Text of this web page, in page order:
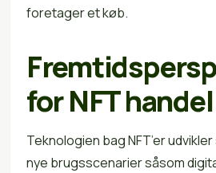
foretager et køb.
for NFT handel
Teknologien bag NFT’er
nye brugsscenarier såsom